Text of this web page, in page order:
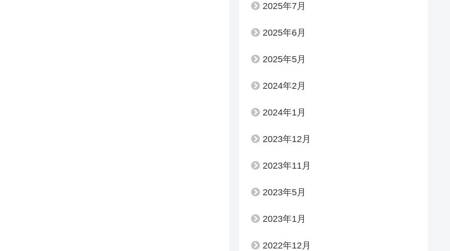
2025年7月
2025年6月
2025年5月
2024年2月
2024年1月
2023年12月
2023年11月
2023年5月
2023年1月
2022年12月